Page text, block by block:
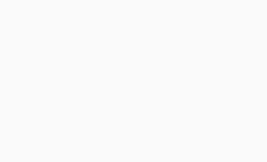
archeologico, artigianato, tradizioni etc.)